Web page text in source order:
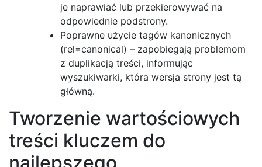
je naprawiać lub przekierowywać na
odpowiednie podstrony.
Poprawne użycie tagów kanonicznych
(rel=canonical) – zapobiegają problemom
z duplikacją treści, informując
wyszukiwarki, która wersja strony jest tą
główną.
Tworzenie wartościowych
treści kluczem do
najlepszego